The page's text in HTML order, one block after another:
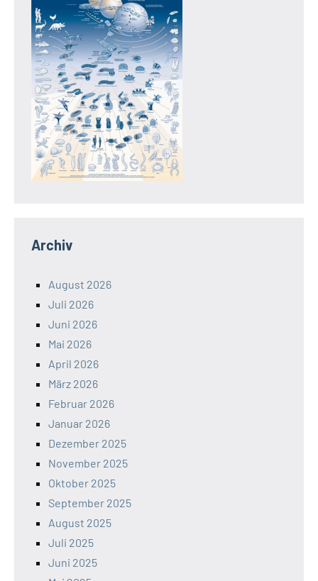
Archiv
August 2026
Juli 2026
Juni 2026
Mai 2026
April 2026
März 2026
Februar 2026
Januar 2026
Dezember 2025
November 2025
Oktober 2025
September 2025
August 2025
Juli 2025
Juni 2025